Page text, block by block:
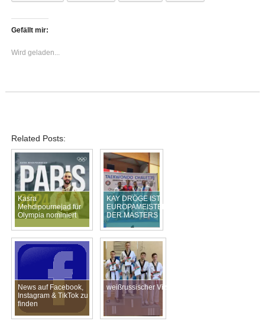
Gefällt mir:
Wird geladen...
Related Posts:
Kasra
Mehdipournejad für
Olympia nominiert
KAY DRÖGE IST
EUROPAMEISTER
DER MASTERS
News auf Facebook,
Instagram & TikTok zu
finden
weißrussischer Vizemeister!!